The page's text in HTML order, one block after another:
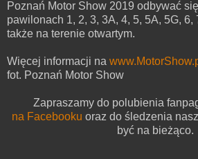
Poznań Motor Show 2019 odbywać
pawilonach 1, 2, 3, 3A, 4, 5, 5A, 5G, 6,
także na terenie otwartym.
Więcej informacji na
fot. Poznań Motor Show
Zapraszamy do polubienia
na Facebooku oraz do śledzenia
być na bieżąco.